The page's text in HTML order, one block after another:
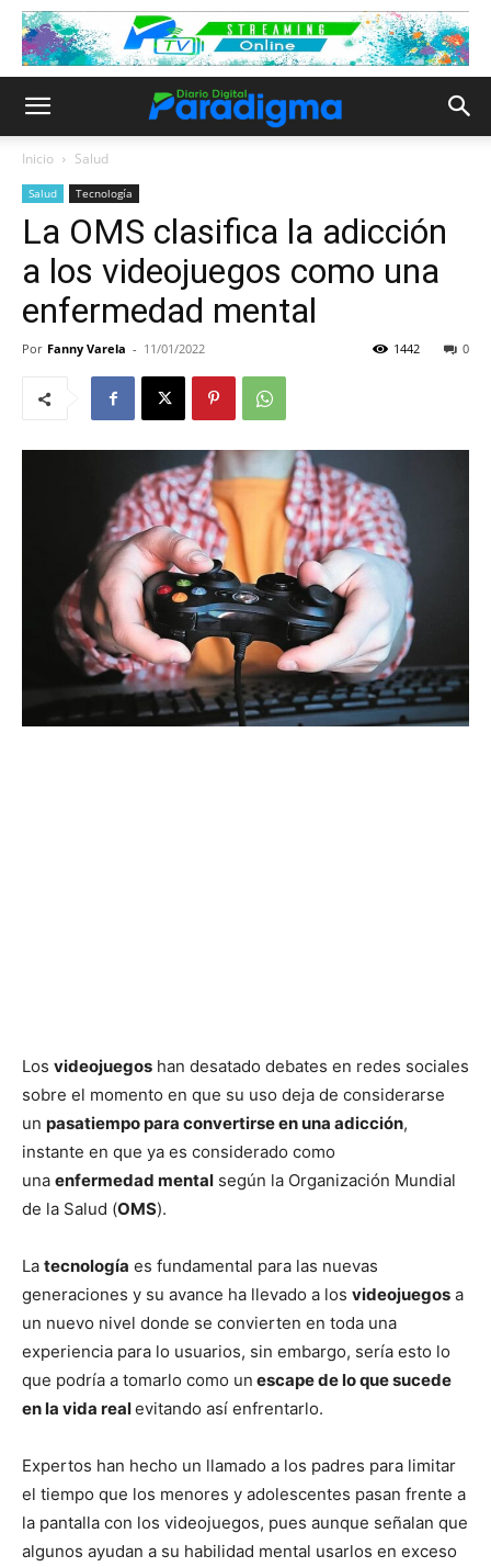
Inicio Salud
Salud Tecnología
La OMS clasifica la adicción
a los videojuegos como una
enfermedad mental
Por Fanny Varela - 11/01/2022 0
1442
Los videojuegos han desatado debates en redes sociales
sobre el momento en que su uso deja de considerarse
un pasatiempo para convertirse en una adicción,
instante en que ya es considerado como
una enfermedad mental según la Organización Mundial
de la Salud (OMS).
La tecnología es fundamental para las nuevas
generaciones y su avance ha llevado a los videojuegos a
un nuevo nivel donde se convierten en toda una
experiencia para lo usuarios, sin embargo, sería esto lo
que podría a tomarlo como un escape de lo que sucede
en la vida realevitando así enfrentarlo.
Expertos han hecho un llamado a los padres para limitar
el tiempo que los menores y adolescentes pasan frente a
la pantalla con los videojuegos, pues aunque señalan que
algunos ayudan a su habilidad mental usarlos en exceso